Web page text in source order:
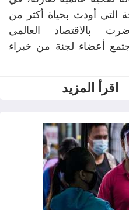
التي أودت بحياة أكثر من
بالاقتصاد العالمي
أعضاء لجنة من خبراء
اقرأ المزيد